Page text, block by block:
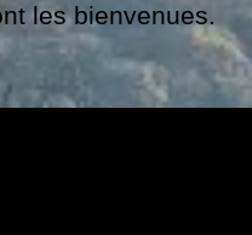
les bienvenues.